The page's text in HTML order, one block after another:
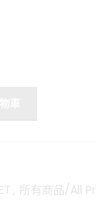
透膚襯衫套裝 數
, 所有商品/All